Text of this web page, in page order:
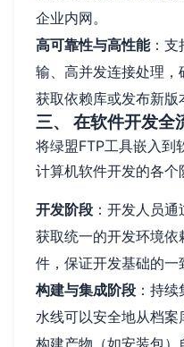
企业内网。
高可靠性与高性能：支
输、高并发连接处理
获取依赖库或发布新版
三、 在软件开发全
将绿盟FTP工具嵌入到
计算机软件开发的各个
开发阶段 ：开发人员
获取统一的开发环境
件，保证开发基础的一
构建与集成阶段 ：持
水线可以安全地从档